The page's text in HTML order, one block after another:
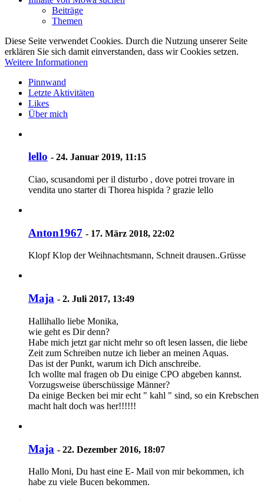
Beiträge
Themen
Diese Seite verwendet Cookies. Durch die Nutzung unserer Seite
erklären Sie sich damit einverstanden, dass wir Cookies setzen.
Weitere Informationen
Pinnwand
Letzte Aktivitäten
Likes
Über mich
lello - 24. Januar 2019, 11:15
Ciao, scusandomi per il disturbo , dove potrei trovare in
vendita uno starter di Thorea hispida ? grazie lello
Anton1967 - 17. März 2018, 22:02
Klopf Klop der Weihnachtsmann, Schneit drausen..Grüsse
Maja - 2. Juli 2017, 13:49
Hallihallo liebe Monika,
wie geht es Dir denn?
Habe mich jetzt gar nicht mehr so oft lesen lassen, die liebe
Zeit zum Schreiben nutze ich lieber an meinen Aquas.
Das ist der Punkt, warum ich Dich anschreibe.
Ich wollte mal fragen ob Du einige CPO abgeben kannst.
Vorzugsweise überschüssige Männer?
Da einige Becken bei mir echt " kahl " sind, so ein Krebschen
macht halt doch was her!!!!!!
Maja - 22. Dezember 2016, 18:07
Hallo Moni, Du hast eine E- Mail von mir bekommen, ich
habe zu viele Bucen bekommen.